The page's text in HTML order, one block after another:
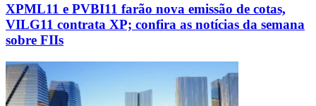
XPML11 e PVBI11 farão nova emissão de cotas,
VILG11 contrata XP; confira as notícias da semana
sobre FIIs